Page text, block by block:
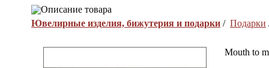
Описание товара
Ювелирные изделия, бижутерия и подарки / Подарки
Mouth to